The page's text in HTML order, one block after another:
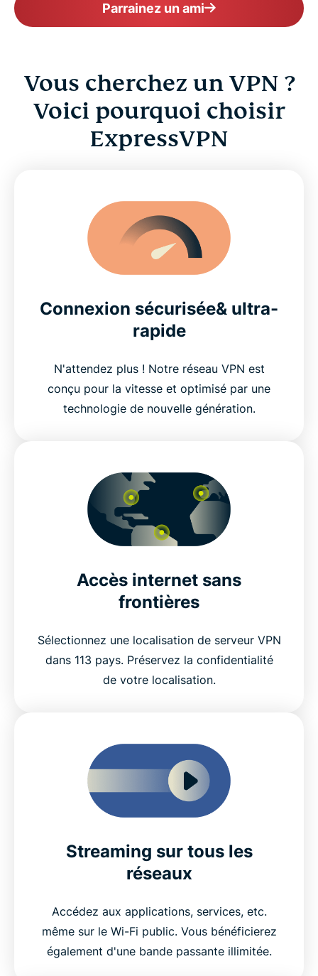
Parrainez un ami
Vous cherchez un VPN ?
Voici pourquoi choisir
ExpressVPN
Connexion sécurisée& ultra-
rapide
N'attendez plus ! Notre réseau VPN est
conçu pour la vitesse et optimisé par une
technologie de nouvelle génération.
Accès internet sans
frontières
Sélectionnez une localisation de serveur VPN
dans 113 pays. Préservez la confidentialité
de votre localisation.
Streaming sur tous les
réseaux
Accédez aux applications, services, etc.
même sur le Wi-Fi public. Vous bénéficierez
également d'une bande passante illimitée.